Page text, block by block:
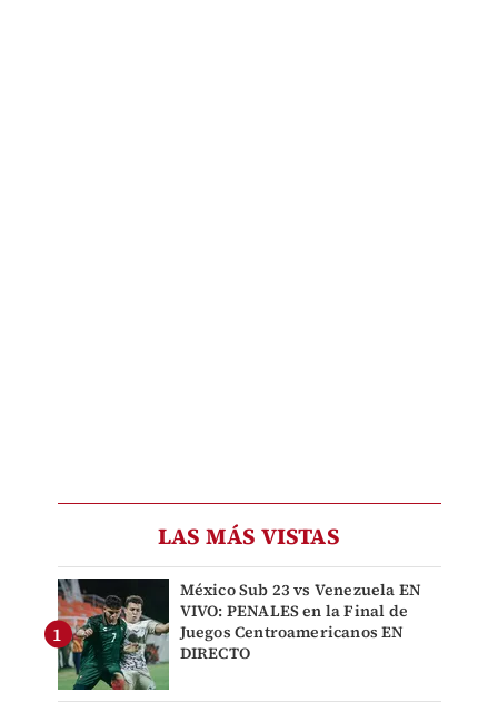
LAS MÁS VISTAS
México Sub 23 vs Venezuela EN
VIVO: PENALES en la Final de
Juegos Centroamericanos EN
DIRECTO